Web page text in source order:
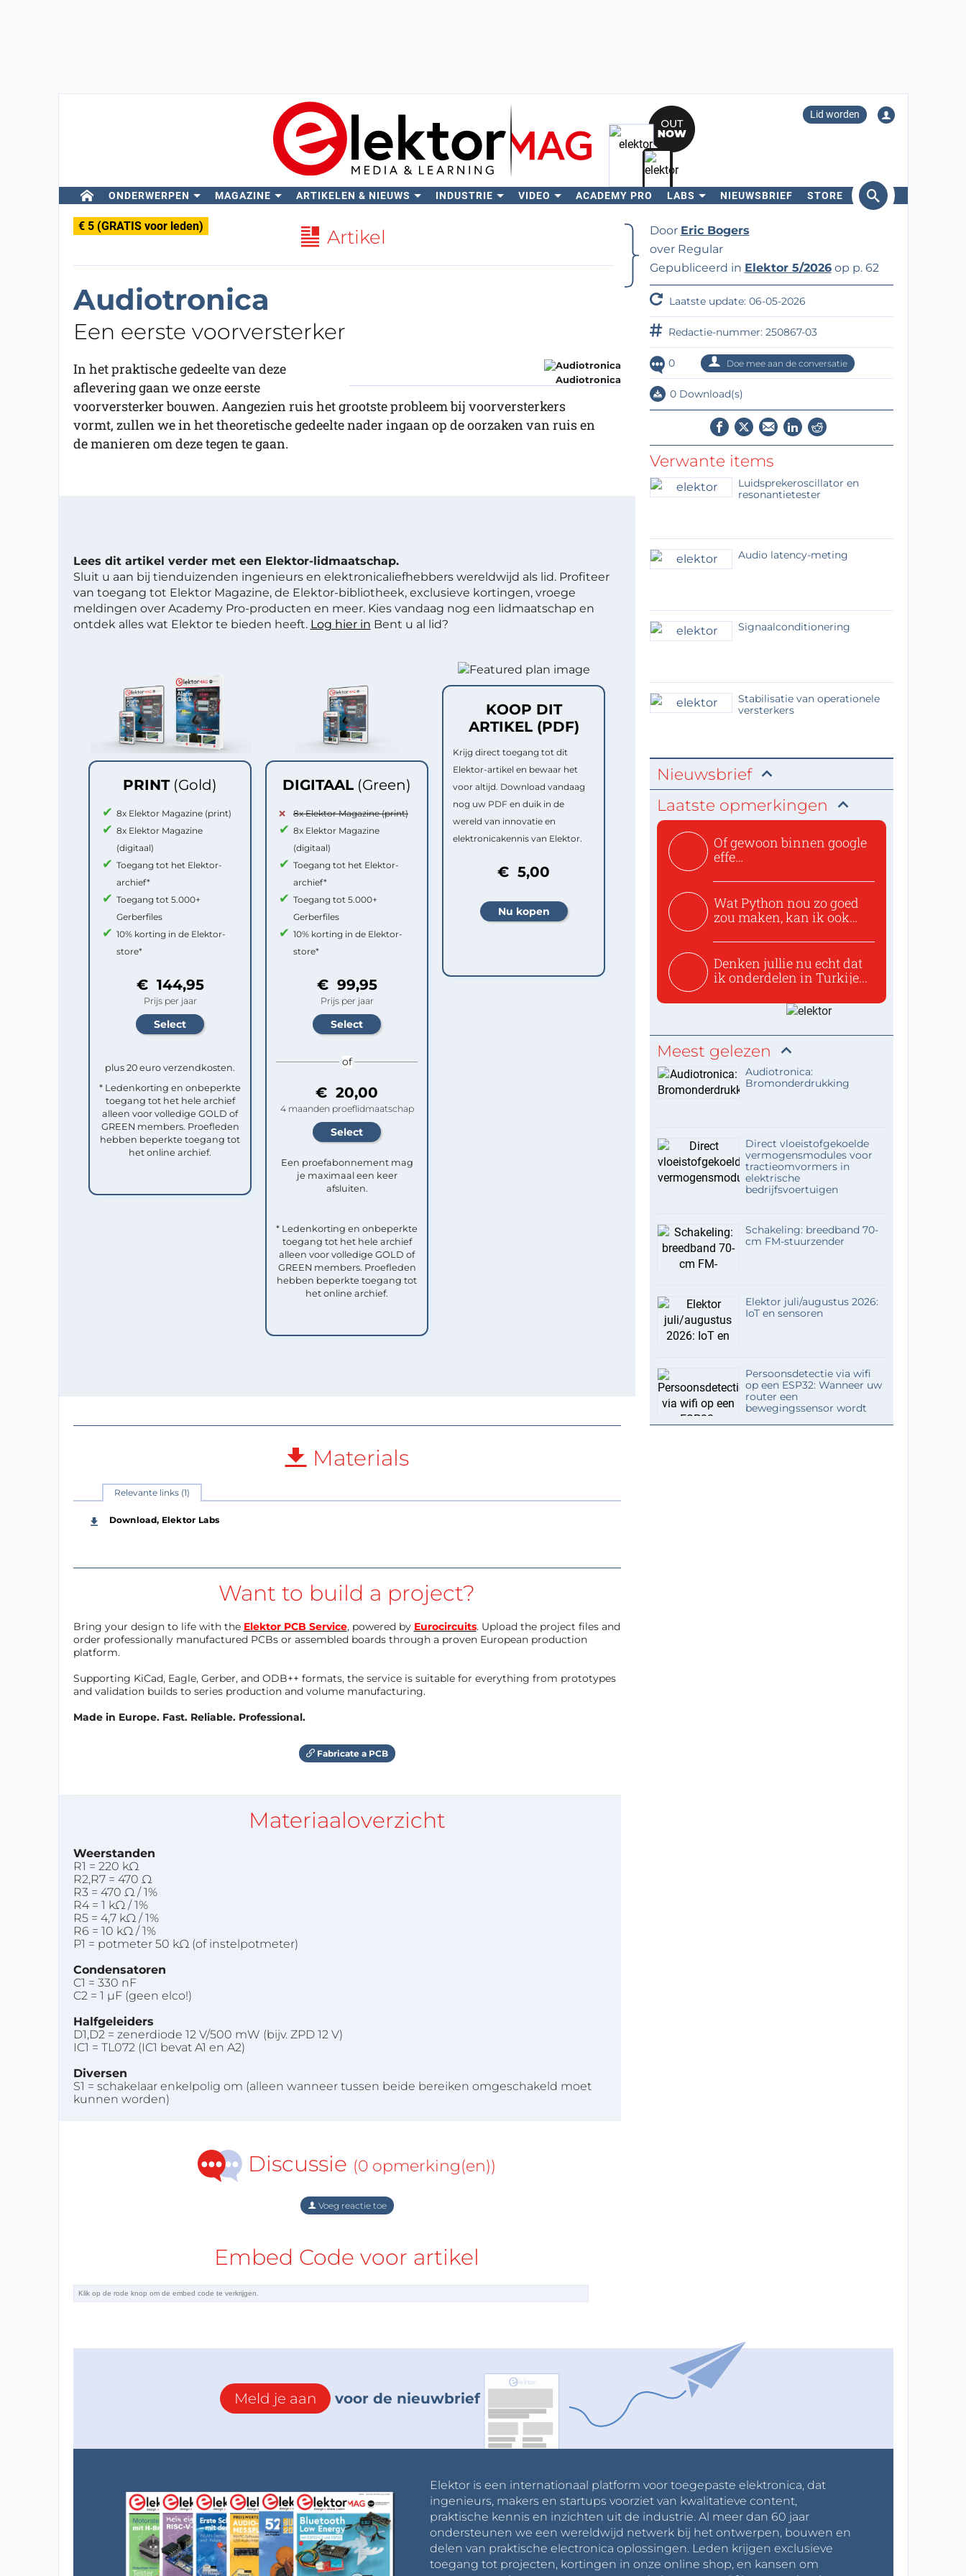
Lid worden
ONDERWERPEN MAGAZINE ARTIKELEN & NIEUWS INDUSTRIE VIDEO ACADEMY PRO LABS NIEUWSBRIEF STORE
€ 5 (GRATIS voor leden) Artikel
Audiotronica
Een eerste voorversterker
Audiotronica
In het praktische gedeelte van deze
aflevering gaan we onze eerste
voorversterker bouwen. Aangezien ruis het grootste probleem bij voorversterkers
vormt, zullen we in het theoretische gedeelte nader ingaan op de oorzaken van ruis en
de manieren om deze tegen te gaan.
Lees dit artikel verder met een Elektor-lidmaatschap.
Sluit u aan bij tienduizenden ingenieurs en elektronicaliefhebbers wereldwijd als lid. Profiteer
van toegang tot Elektor Magazine, de Elektor-bibliotheek, exclusieve kortingen, vroege
meldingen over Academy Pro-producten en meer. Kies vandaag nog een lidmaatschap en
ontdek alles wat Elektor te bieden heeft. Log hier in Bent u al lid?
PRINT (Gold)
8x Elektor Magazine (print)
8x Elektor Magazine
(digitaal)
Toegang tot het Elektor-
archief*
Toegang tot 5.000+
Gerberfiles
10% korting in de Elektor-
store*
€ 144,95
Prijs per jaar
plus 20 euro verzendkosten.
* Ledenkorting en onbeperkte
toegang tot het hele archief
alleen voor volledige GOLD of
GREEN members. Proefleden
hebben beperkte toegang tot
het online archief.
DIGITAAL (Green)
8x Elektor Magazine (print)
8x Elektor Magazine
(digitaal)
Toegang tot het Elektor-
archief*
Toegang tot 5.000+
Gerberfiles
10% korting in de Elektor-
store*
€ 99,95
Prijs per jaar
of
€ 20,00
4 maanden proeflidmaatschap
Een proefabonnement mag
je maximaal een keer
afsluiten.
* Ledenkorting en onbeperkte
toegang tot het hele archief
alleen voor volledige GOLD of
GREEN members. Proefleden
hebben beperkte toegang tot
het online archief.
KOOP DIT
ARTIKEL (PDF)
Krijg direct toegang tot dit
Elektor-artikel en bewaar het
voor altijd. Download vandaag
nog uw PDF en duik in de
wereld van innovatie en
elektronicakennis van Elektor.
€ 5,00
Materials
Relevante links (1)
Download, Elektor Labs
Want to build a project?
Bring your design to life with the Elektor PCB Service, powered by Eurocircuits. Upload the project files and
order professionally manufactured PCBs or assembled boards through a proven European production
platform.
Supporting KiCad, Eagle, Gerber, and ODB++ formats, the service is suitable for everything from prototypes
and validation builds to series production and volume manufacturing.
Made in Europe. Fast. Reliable. Professional.
Fabricate a PCB
Materiaaloverzicht
Weerstanden
R1 = 220 kΩ
R2,R7 = 470 Ω
R3 = 470 Ω / 1%
R4 = 1 kΩ / 1%
R5 = 4,7 kΩ / 1%
R6 = 10 kΩ / 1%
P1 = potmeter 50 kΩ (of instelpotmeter)
Condensatoren
C1 = 330 nF
C2 = 1 µF (geen elco!)
Halfgeleiders
D1,D2 = zenerdiode 12 V/500 mW (bijv. ZPD 12 V)
IC1 = TL072 (IC1 bevat A1 en A2)
Diversen
S1 = schakelaar enkelpolig om (alleen wanneer tussen beide bereiken omgeschakeld moet
kunnen worden)
Discussie (0 opmerking(en))
Voeg reactie toe
Embed Code voor artikel
Door Eric Bogers
over Regular
Gepubliceerd in Elektor 5/2026op p. 62
Laatste update: 06-05-2026
Redactie-nummer: 250867-03
0 Doe mee aan de conversatie
0 Download(s)
Verwante items
Luidsprekeroscillator en
resonantietester
Audio latency-meting
Signaalconditionering
Stabilisatie van operationele
versterkers
Nieuwsbrief
Laatste opmerkingen
Of gewoon binnen google
effe
Wat Python nou zo goed
zou maken, kan ik ook
Denken jullie nu echt dat
ik onderdelen in Turkije...
Meest gelezen
Audiotronica:
Bromonderdrukking
Direct vloeistofgekoelde
vermogensmodules voor
tractieomvormers in
elektrische
bedrijfsvoertuigen
Schakeling: breedband 70-
cm FM-stuurzender
Elektor juli/augustus 2026:
IoT en sensoren
Persoonsdetectie via wifi
op een ESP32: Wanneer uw
router een
bewegingssensor wordt
Meld je aan voor de nieuwbrief
Elektor is een internationaal platform voor toegepaste elektronica, dat
ingenieurs, makers en startups voorziet van kwalitatieve content,
praktische kennis en inzichten uit de industrie. Al meer dan 60 jaar
ondersteunen we een wereldwijd netwerk bij het ontwerpen, bouwen en
delen van praktische electronica oplossingen. Leden krijgen exclusieve
toegang tot projecten, kortingen in onze online shop, en kansen om